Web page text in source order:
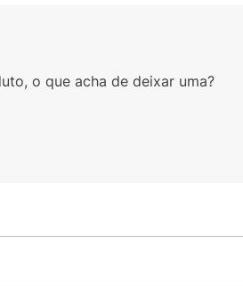
o que acha de deixar uma?